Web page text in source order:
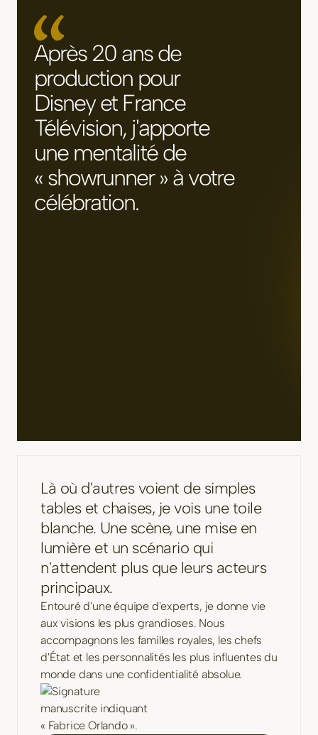
Après 20 ans de
production pour
Disney et France
Télévision, j'apporte
une mentalité de
« showrunner » à votre
célébration.
Là où d'autres voient de simples
tables et chaises, je vois une toile
blanche. Une scène, une mise en
lumière et un scénario qui
n'attendent plus que leurs acteurs
principaux.
Entouré d'une équipe d'experts, je donne vie
aux visions les plus grandioses. Nous
accompagnons les familles royales, les chefs
d'État et les personnalités les plus influentes du
monde dans une confidentialité absolue.